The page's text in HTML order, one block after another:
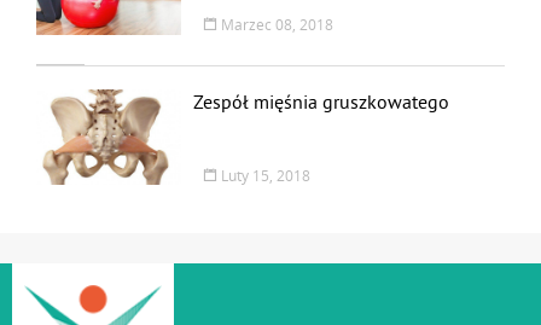
Marzec 08, 2018
Zespół mięśnia gruszkowatego
Luty 15, 2018